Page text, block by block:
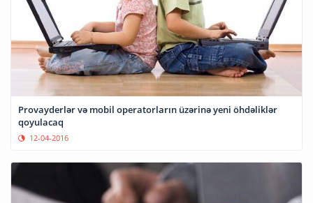
Provayderlər və mobil operatorların üzərinə yeni öhdəliklər
qoyulacaq
12-04-2016